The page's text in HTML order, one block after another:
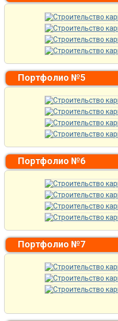
Портфолио №5
Портфолио №6
Портфолио №7